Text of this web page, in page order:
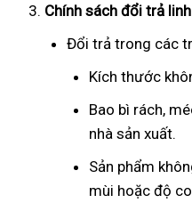
Chính sách đổi trả
Đổi trả trong các
Kích thước
Bao bì rách,
nhà sản xuất.
Sản phẩm
mùi hoặc độ